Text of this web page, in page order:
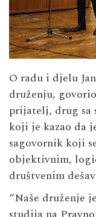
O radu i djelu
druženju,
prijatelj, drug sa
koji je kazao da
sagovornik koji
objektivnim,
društvenim
“Naše druženje